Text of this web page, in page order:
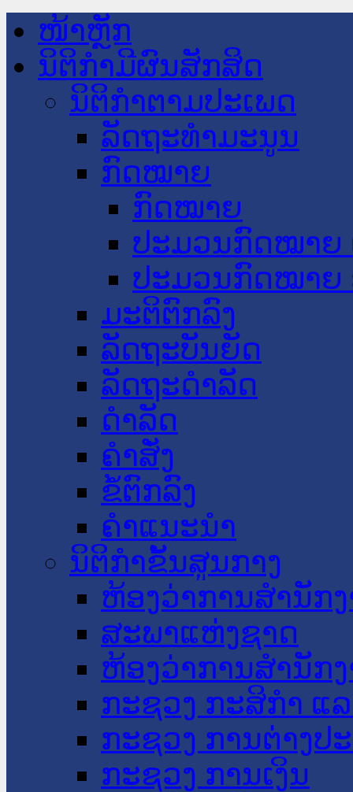
ໜ້າຫຼັກ
ນິຕິກໍາມີຜົນສັກສິດ
ນິຕິກໍາຕາມປະເພດ
ລັດຖະທໍາມະນູນ
ກົດໝາຍ
ກົດໝາຍ
ປະມວນກົດໝາຍ
ປະມວນກົດໝາຍ
ມະຕິຕົກລົງ
ລັດຖະບັນຍັດ
ລັດຖະດໍາລັດ
ດໍາລັດ
ຄໍາສັ່ງ
ຂໍ້ຕົກລົງ
ຄໍາແນະນໍາ
ນິຕິກໍາຂັ້ນສູນກາງ
ຫ້ອງວ່າການສໍານັກ
ສະພາແຫ່ງຊາດ
ຫ້ອງວ່າການສຳນັກ
ກະຊວງ ກະສິກຳ ແ
ກະຊວງ ການຕ່າງປ
ກະຊວງ ການເງິນ